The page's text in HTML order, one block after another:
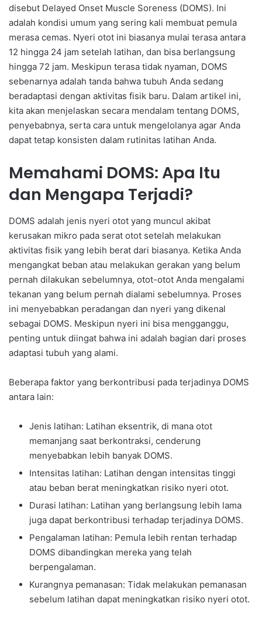
disebut Delayed Onset Muscle Soreness (DOMS). Ini
adalah kondisi umum yang sering kali membuat pemula
merasa cemas. Nyeri otot ini biasanya mulai terasa antara
12 hingga 24 jam setelah latihan, dan bisa berlangsung
hingga 72 jam. Meskipun terasa tidak nyaman, DOMS
sebenarnya adalah tanda bahwa tubuh Anda sedang
beradaptasi dengan aktivitas fisik baru. Dalam artikel ini,
kita akan menjelaskan secara mendalam tentang DOMS,
penyebabnya, serta cara untuk mengelolanya agar Anda
dapat tetap konsisten dalam rutinitas latihan Anda.
Memahami DOMS: Apa Itu
dan Mengapa Terjadi?
DOMS adalah jenis nyeri otot yang muncul akibat
kerusakan mikro pada serat otot setelah melakukan
aktivitas fisik yang lebih berat dari biasanya. Ketika Anda
mengangkat beban atau melakukan gerakan yang belum
pernah dilakukan sebelumnya, otot-otot Anda mengalami
tekanan yang belum pernah dialami sebelumnya. Proses
ini menyebabkan peradangan dan nyeri yang dikenal
sebagai DOMS. Meskipun nyeri ini bisa mengganggu,
penting untuk diingat bahwa ini adalah bagian dari proses
adaptasi tubuh yang alami.
Beberapa faktor yang berkontribusi pada terjadinya DOMS
antara lain:
Jenis latihan: Latihan eksentrik, di mana otot
memanjang saat berkontraksi, cenderung
menyebabkan lebih banyak DOMS.
Intensitas latihan: Latihan dengan intensitas tinggi
atau beban berat meningkatkan risiko nyeri otot.
Durasi latihan: Latihan yang berlangsung lebih lama
juga dapat berkontribusi terhadap terjadinya DOMS.
Pengalaman latihan: Pemula lebih rentan terhadap
DOMS dibandingkan mereka yang telah
berpengalaman.
Kurangnya pemanasan: Tidak melakukan pemanasan
sebelum latihan dapat meningkatkan risiko nyeri otot.